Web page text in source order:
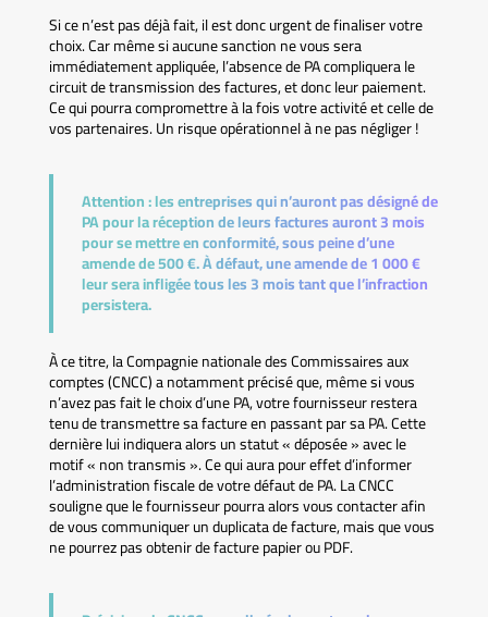
Si ce n’est pas déjà fait, il est donc urgent de finaliser votre
choix. Car même si aucune sanction ne vous sera
immédiatement appliquée, l’absence de PA compliquera le
circuit de transmission des factures, et donc leur paiement.
Ce qui pourra compromettre à la fois votre activité et celle de
vos partenaires. Un risque opérationnel à ne pas négliger !
Attention :les entreprises qui n’auront pas désigné de
PA pour la réception de leurs factures auront 3 mois
pour se mettre en conformité, sous peine d’une
amende de 500 €. À défaut, une amende de 1 000 €
leur sera infligée tous les 3 mois tant que l’infraction
persistera.
À ce titre, la Compagnie nationale des Commissaires aux
comptes (CNCC) a notamment précisé que, même si vous
n’avez pas fait le choix d’une PA, votre fournisseur restera
tenu de transmettre sa facture en passant par sa PA. Cette
dernière lui indiquera alors un statut « déposée » avec le
motif « non transmis ». Ce qui aura pour effet d’informer
l’administration fiscale de votre défaut de PA. La CNCC
souligne que le fournisseur pourra alors vous contacter afin
de vous communiquer un duplicata de facture, mais que vous
ne pourrez pas obtenir de facture papier ou PDF.